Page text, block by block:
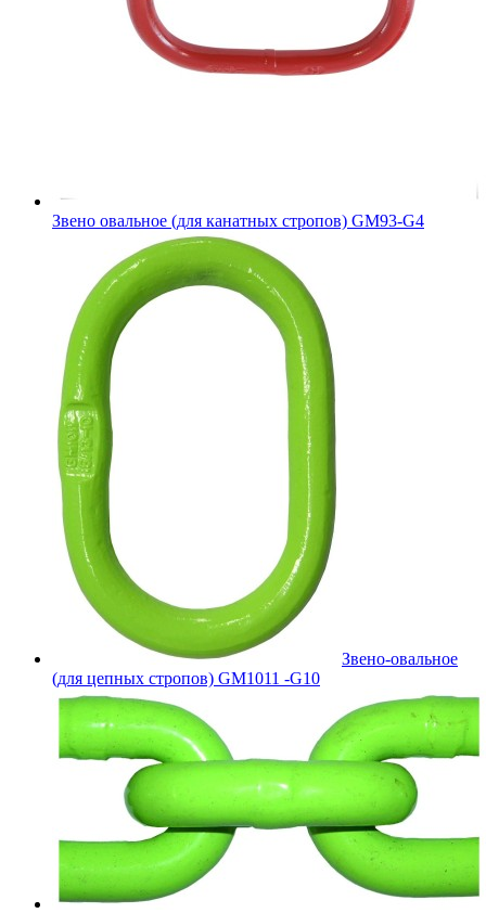
Звено овальное (для канатных стропов) GM93-G4
Звено-овальное
(для цепных стропов) GM1011 -G10